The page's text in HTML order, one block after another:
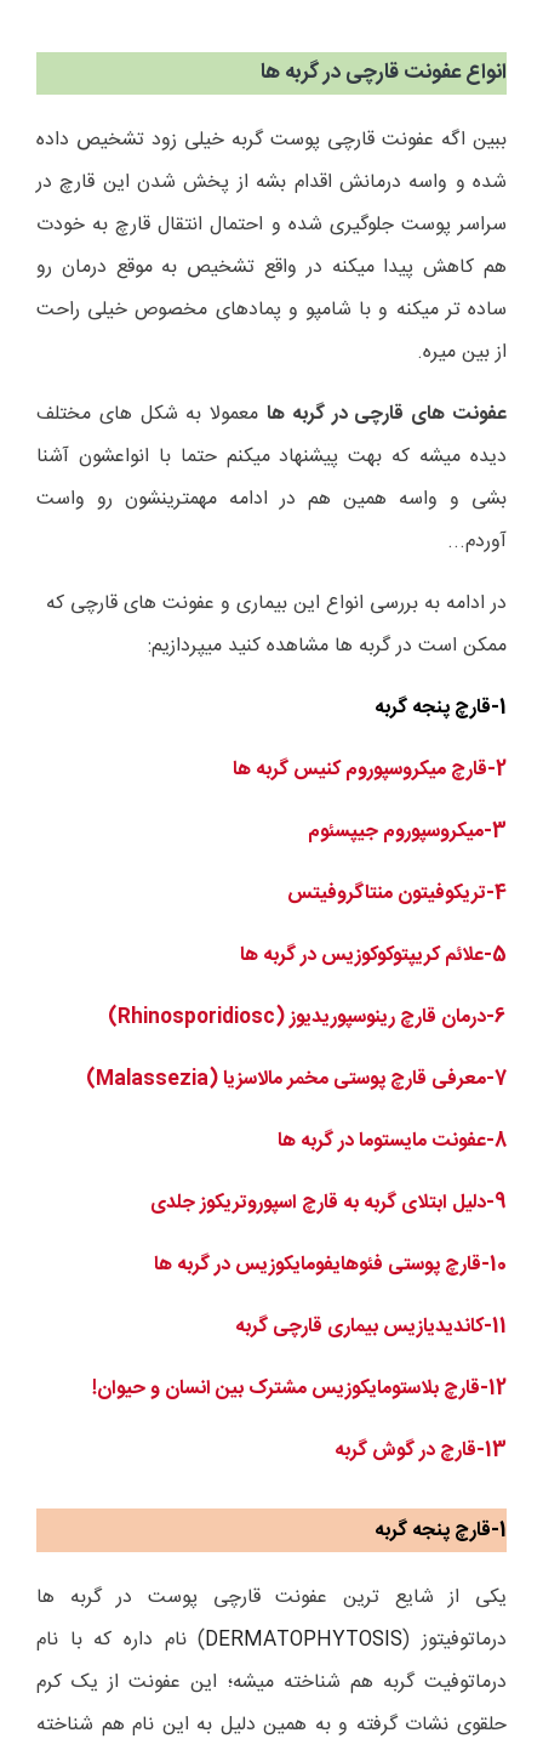
انواع عفونت قارچی در گربه ها
ببین اگه عفونت قارچی پوست گربه خیلی زود تشخیص داده
شده و واسه درمانش اقدام بشه از پخش شدن این قارچ در
سراسر پوست جلوگیری شده و احتمال انتقال قارچ به خودت
هم کاهش پیدا میکنه در واقع تشخیص به موقع درمان رو
ساده تر میکنه و با شامپو و پمادهای مخصوص خیلی راحت
از بین میره.
عفونت های قارچی در گربه ها معمولا به شکل های مختلف
دیده میشه که بهت پیشنهاد میکنم حتما با انواعشون آشنا
بشی و واسه همین هم در ادامه مهمترینشون رو واست
آوردم...
در ادامه به بررسی انواع این بیماری و عفونت های قارچی که
ممکن است در گربه ها مشاهده کنید میپردازیم:
1-قارچ پنجه گربه
2-قارچ میکروسپوروم کنیس گربه ها
3-میکروسپوروم جیپسئوم
4-تریکوفیتون منتاگروفیتس
5-علائم کریپتوکوکوزیس در گربه ها
6-درمان قارچ رینوسپوریدیوز (
Rhinosporidiosc
)
7-معرفی قارچ پوستی مخمر مالاسزیا (
Malassezia
)
8-عفونت مایستوما در گربه ها
9-دلیل ابتلای گربه به قارچ اسپوروتریکوز جلدی
10-قارچ پوستی فئوهایفومایکوزیس در گربه ها
11-کاندیدیازیس بیماری قارچی گربه
12-قارچ بلاستومایکوزیس مشترک بین انسان و حیوان!
13-قارچ در گوش گربه
1-قارچ پنجه گربه
یکی از شایع ترین عفونت قارچی پوست در گربه ها
درماتوفیتوز (DERMATOPHYTOSIS) نام داره که با نام
درماتوفیت گربه هم شناخته میشه؛ این عفونت از یک کرم
حلقوی نشات گرفته و به همین دلیل به این نام هم شناخته